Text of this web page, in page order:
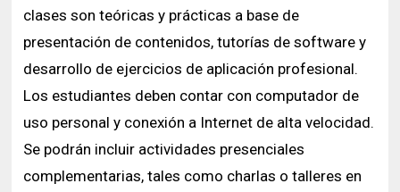
clases son teóricas y prácticas a base de
presentación de contenidos, tutorías de software y
desarrollo de ejercicios de aplicación profesional.
Los estudiantes deben contar con computador de
uso personal y conexión a Internet de alta velocidad.
Se podrán incluir actividades presenciales
complementarias, tales como charlas o talleres en